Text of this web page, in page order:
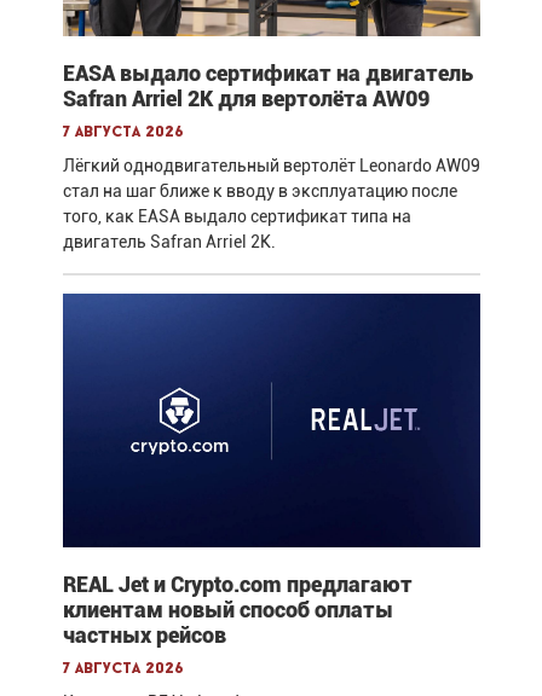
EASA выдало сертификат на двигатель
Safran Arriel 2K для вертолёта AW09
7 августа 2026
Лёгкий однодвигательный вертолёт Leonardo AW09
стал на шаг ближе к вводу в эксплуатацию после
того, как EASA выдало сертификат типа на
двигатель Safran Arriel 2K.
REAL Jet и Crypto.com предлагают
клиентам новый способ оплаты
частных рейсов
7 августа 2026